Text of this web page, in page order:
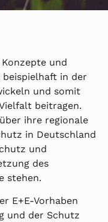
und
in der
und somit
beitragen.
ihre regionale
in Deutschland
und
des
stehen.
E+E-Vorhaben
und der Schutz